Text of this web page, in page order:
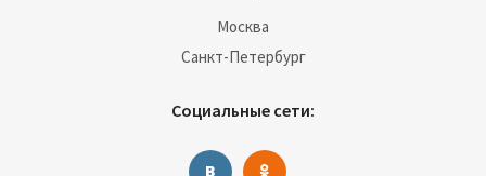
Москва
Санкт-Петербург
Социальные сети: